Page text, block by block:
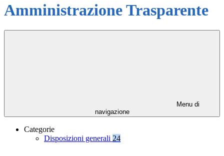
Amministrazione Trasparente
Menu di
navigazione
Categorie
Disposizioni generali 24